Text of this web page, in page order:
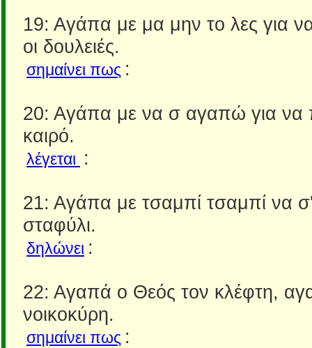
19: Αγάπα με μα μην το λες για
οι δουλειές.
σημαίνει πως :
20: Αγάπα με να σ αγαπώ για να
καιρό.
λέγεται :
21: Αγάπα με τσαμπί τσαμπί να
σταφύλι.
δηλώνει :
22: Αγαπά ο Θεός τον κλέφτη,
νοικοκύρη.
σημαίνει πως :